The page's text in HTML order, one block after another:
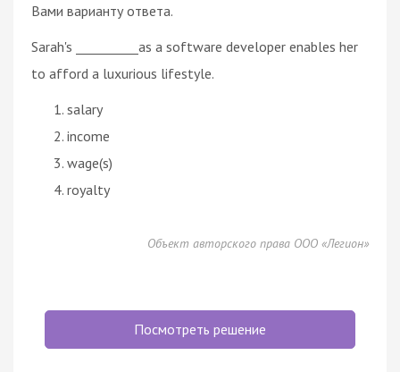
Вами варианту ответа.
Sarah's __________as a software developer enables her
to afford a luxurious lifestyle.
salary
income
wage(s)
royalty
Объект авторского права ООО «Легион»
Посмотреть решение